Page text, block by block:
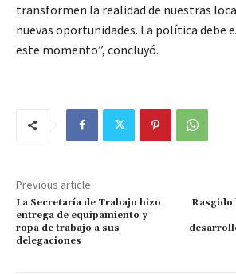
transformen la realidad de nuestras
nuevas oportunidades. La política debe
este momento”, concluyó.
Previous article
La Secretaría de Trabajo hizo
entrega de equipamiento y
ropa de trabajo a sus
delegaciones
Rasgido